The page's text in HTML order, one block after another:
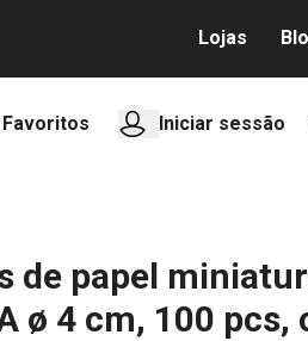
Lojas
Favoritos Iniciar sessão
de papel
ø 4 cm, 100 pcs,